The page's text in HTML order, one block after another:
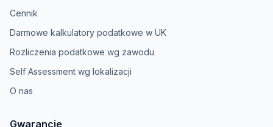
Cennik
Darmowe kalkulatory podatkowe w UK
Rozliczenia podatkowe wg zawodu
Self Assessment wg lokalizacji
O nas
Gwarancje